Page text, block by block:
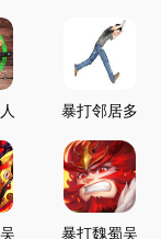
打游戏推荐中点击
暴打邻居多
暴打魏蜀吴